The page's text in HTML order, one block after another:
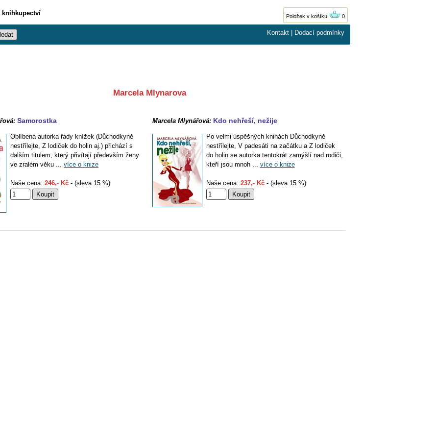
knihkupectví Položek v košíku 0
Kontakt Dodací podmínky
Marcela Mlynarova
Samorostka
Oblíbená autorka řady knížek (Důchodkyně
nestřílejte, Z lodiček do holin aj.) přichází s
dalším titulem, který přivítají především ženy
ve zralém věku ... více o knize
Naše cena: 246,- Kč - (sleva 15 %)
Marcela Mlynářová: Kdo nehřeší, nežije
Po velmi úspěšných knihách Důchodkyně
nestřílejte, V padesáti na začátku a Z lodiček
do holin se autorka tentokrát zamýšlí nad rodiči,
kteří jsou mnoh ... více o knize
Naše cena: 237,- Kč- (sleva 15 %)